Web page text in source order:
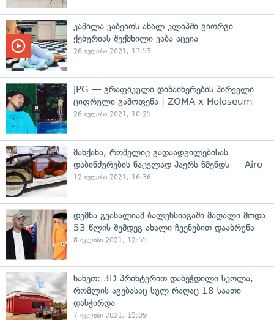
კამილა კაბეიოს ახალ კლიპში გიორგი
ქებურიას შექმნილი კაბა აცვია
26 ივლისი 2021, 17:53
JPG — გრაფიკული დიზაინერების პირველი
ციფრული გამოფენა | ZOMA x Holoseum
26 ივლისი 2021, 10:25
მანქანა, რომელიც გადაადგილებისას
დაბინძურების ნაცვლად ჰაერს წმენდს — Airo
12 ივლისი 2021, 16:36
დემნა გვასალიამ ბალენსიაგაში მაღალი მოდა
53 წლის შემდეგ ახალი ჩვენებით დააბრუნა
8 ივლისი 2021, 12:55
ნახეთ: 3D პრინტერით დაბეჭდილი სკოლა,
რომლის აგებასაც სულ რაღაც 18 საათი
დასჭირდა
7 ივლისი 2021, 15:09